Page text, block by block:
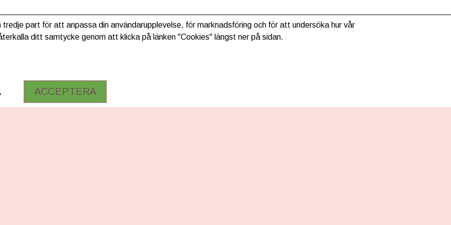
part för att anpassa din användarupplevelse, för marknadsföring och för att undersöka hur vår
ditt samtycke genom att klicka på länken "Cookies" längst ner på sidan.
ACCEPTERA